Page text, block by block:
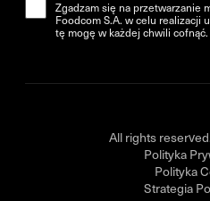
Zgadzam się na przetwarzanie
Foodcom S.A. w celu realizacji
tę mogę w każdej chwili cofnąć.
All rights
Polityka
Polityka
Strategia